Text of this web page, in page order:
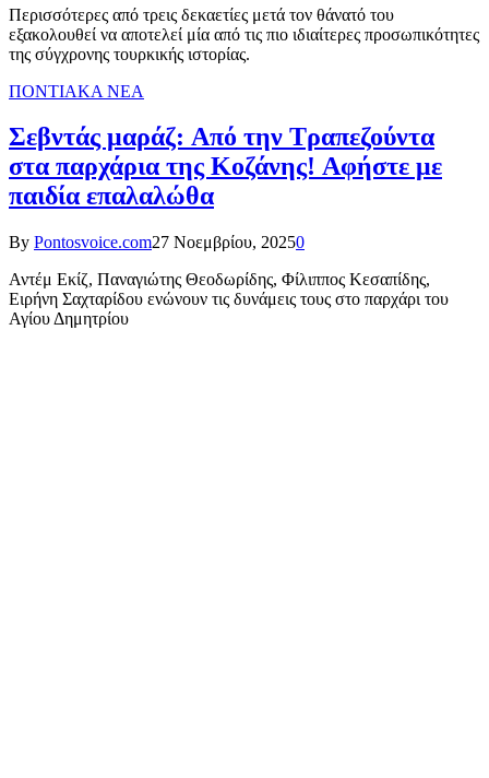
Περισσότερες από τρεις δεκαετίες μετά τον θάνατό του
εξακολουθεί να αποτελεί μία από τις πιο ιδιαίτερες προσωπικότητες
της σύγχρονης τουρκικής ιστορίας.
ΠΟΝΤΙΑΚΑ ΝΕΑ
Σεβντάς μαράζ: Από την Τραπεζούντα
στα παρχάρια της Κοζάνης! Αφήστε με
παιδία επαλαλώθα
By Pontosvoice.com27 Νοεμβρίου, 20250
Αντέμ Εκίζ, Παναγιώτης Θεοδωρίδης, Φίλιππος Κεσαπίδης,
Ειρήνη Σαχταρίδου ενώνουν τις δυνάμεις τους στο παρχάρι του
Αγίου Δημητρίου